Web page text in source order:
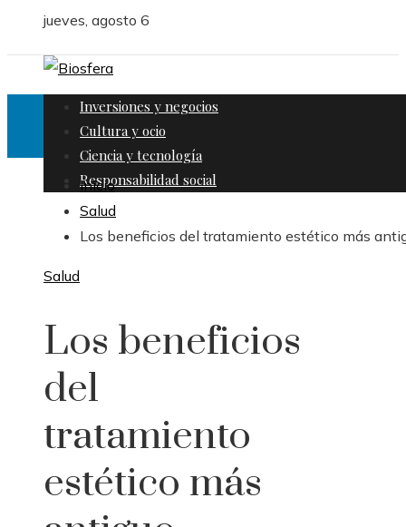
jueves, agosto 6
Inversiones y negocios
Cultura y ocio
Ciencia y tecnología
Responsabilidad social
Inicio
Salud
Los beneficios del tratamiento estético más
Salud
Los beneficios
del
tratamiento
estético más